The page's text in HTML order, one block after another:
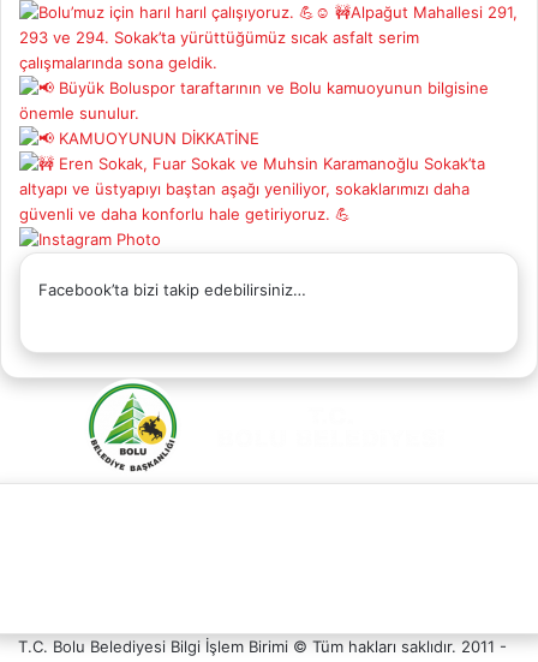
Facebook’ta bizi takip edebilirsiniz…
Destek
T.C. Bolu Belediyesi Bilgi İşlem Birimi © Tüm hakları saklıdır. 2011 -